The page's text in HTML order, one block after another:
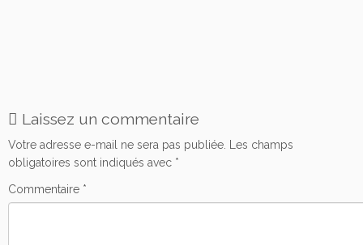
Laissez un commentaire
Votre adresse e-mail ne sera pas publiée.
Les champs
obligatoires sont indiqués avec *
Commentaire *